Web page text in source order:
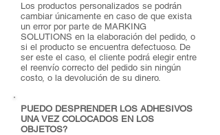
Los productos personalizados se podrán
cambiar únicamente en caso de que exista
un error por parte de MARKING
SOLUTIONS en la elaboración del pedido, o
si el producto se encuentra defectuoso. De
ser este el caso, el cliente podrá elegir entre
el reenvío correcto del pedido sin ningún
costo, o la devolución de su dinero.
PUEDO DESPRENDER LOS ADHESIVOS
UNA VEZ COLOCADOS EN LOS
OBJETOS?